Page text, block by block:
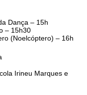
Dança – 15h
– 15h30
(Noelcóptero) – 16h
Irineu Marques e